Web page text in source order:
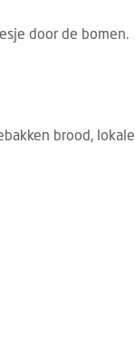
door de bomen.
brood, lokale